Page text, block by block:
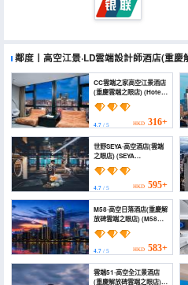
鄰度丨高空江景·LD雲端設計師酒店(重
CC雲端之家高空江景酒店
(重慶雲端之眼店) (Hotel
Chez Cloud)
4.7 / 5 HKD 316+
世野SEYA·高空酒店(雲端
之眼店) (SEYA
Panoramic Hotel -
Chongqing Cloud
Eye（Managed by SEYA
GROUP）)
4.7 / 5 HKD 595+
M58·高空日落酒店(重慶解
放碑雲端之眼店) (M58
Hotel)
4.7 / 5 HKD 583+
雲端51·高空全江景酒店
(重慶解放碑雲端之眼店)